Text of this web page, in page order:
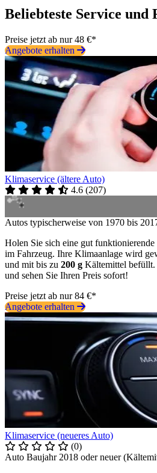
Beliebteste Service und
Preise jetzt ab nur 48 €*
Angebote erhalten
Klimaservice (ältere Auto)
4.6 (207)
Autos typischerweise von 1970 bis
Holen Sie sich eine gut
im Fahrzeug. Ihre Klimaanlage wird
und mit bis zu 200 g Kältemittel
und sehen Sie Ihren Preis sofort!
Preise jetzt ab nur 84 €*
Angebote erhalten
Klimaservice (neueres Auto)
(0)
Auto Baujahr 2018 oder neuer